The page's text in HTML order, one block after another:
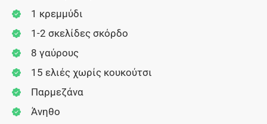
1 κρεμμύδι
1-2 σκελίδες σκόρδο
8 γαύρους
15 ελιές χωρίς κουκούτσι
Παρμεζάνα
Άνηθο